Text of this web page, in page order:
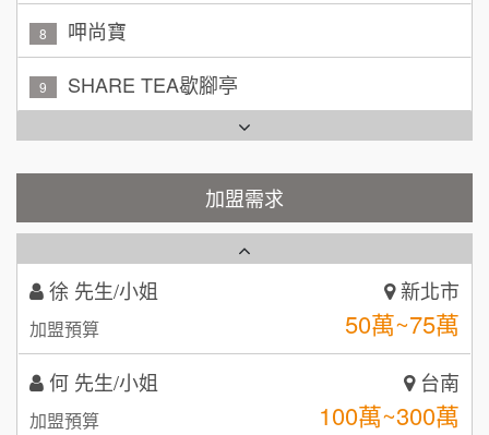
8 呷尚寶
9 SHARE TEA歇腳亭
10 TEA TOP台灣第一味
Cozy coffee可集咖啡
3 秉宏小米甜甜圈
4 潮鍋癮
加盟需求
林 先生/小姐
加盟預算 100萬 ~ 200萬
吳 先生/小姐 屏東縣
加盟預算 100萬~200萬
加盟預算 100萬 ~150萬
徐 先生/小姐 新北市
加盟預算 50萬~75萬
何 先生/小姐 台南
加盟預算 100萬~300萬